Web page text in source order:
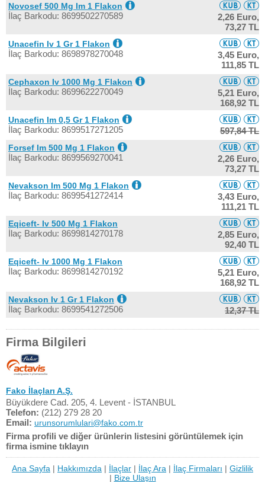
Novosef 500 Mg Im 1 Flakon
İlaç Barkodu: 8699502270589
2,26 Euro,
73,27 TL
Unacefin Iv 1 Gr 1 Flakon
İlaç Barkodu: 8698978270048
3,45 Euro,
111,85 TL
Cephaxon Iv 1000 Mg 1 Flakon
İlaç Barkodu: 8699622270049
5,21 Euro,
168,92 TL
Unacefin Im 0,5 Gr 1 Flakon
İlaç Barkodu: 8699517271205 597,84 TL
Forsef Im 500 Mg 1 Flakon
İlaç Barkodu: 8699569270041
2,26 Euro,
73,27 TL
Nevakson Im 500 Mg 1 Flakon
İlaç Barkodu: 8699541272414
3,43 Euro,
111,21 TL
Eqiceft- Iv 500 Mg 1 Flakon
İlaç Barkodu: 8699814270178
2,85 Euro,
92,40 TL
Eqiceft- Iv 1000 Mg 1 Flakon
İlaç Barkodu: 8699814270192
5,21 Euro,
168,92 TL
Nevakson Iv 1 Gr 1 Flakon
İlaç Barkodu: 8699541272506 12,37 TL
Firma Bilgileri
Fako İlaçları A.Ş.
Büyükdere Cad. 205, 4. Levent - İSTANBUL
Telefon: (212) 279 28 20
Email: urunsorumlulari@fako.com.tr
Firma profili ve diğer ürünlerin listesini görüntülemek için
firma ismine tıklayın
Ana Sayfa | Hakkımızda | İlaçlar | İlaç Ara | İlaç Firmaları | Gizlilik
| Bize Ulaşın